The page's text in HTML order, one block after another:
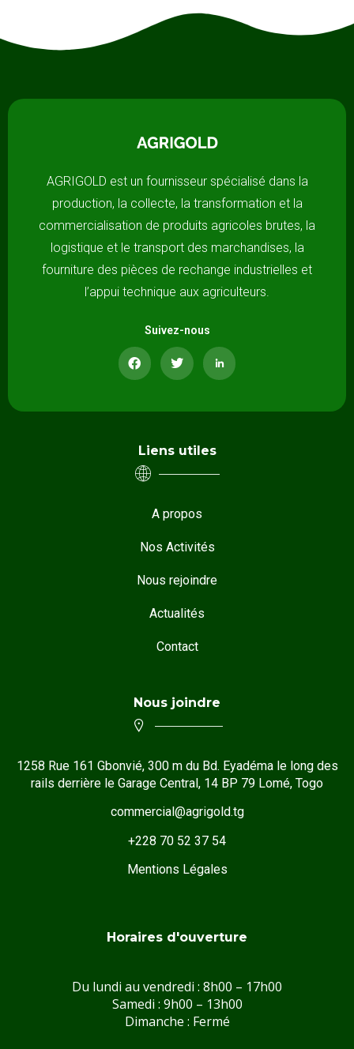
AGRIGOLD est un fournisseur spécialisé dans la
production, la collecte, la transformation et la
commercialisation de produits agricoles brutes, la
logistique et le transport des marchandises, la
fourniture des pièces de rechange industrielles et
l’appui technique aux agriculteurs.
Suivez-nous
Liens utiles
A propos
Nos Activités
Nous rejoindre
Actualités
Contact
Nous joindre
1258 Rue 161 Gbonvié, 300 m du Bd. Eyadéma le long des
rails derrière le Garage Central, 14 BP 79 Lomé, Togo
commercial@agrigold.tg
+228 70 52 37 54
Mentions Légales
Horaires d'ouverture
Du lundi au vendredi : 8h00 – 17h00
Samedi : 9h00 – 13h00
Dimanche : Fermé